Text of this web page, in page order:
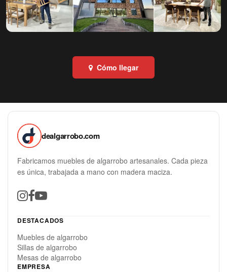
Cómo llegar
dealgarrobo.com
Fabricamos muebles de algarrobo artesanales. Cada pieza
es única, trabajada a mano con madera maciza.
DESTACADOS
Muebles de algarrobo
Sillas de algarrobo
Mesas de algarrobo
EMPRESA